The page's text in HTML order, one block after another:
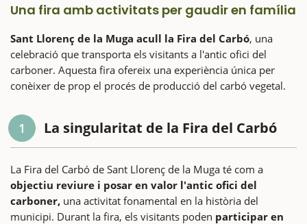
Una fira amb activitats per gaudir en família
Sant Llorenç de la Muga acull la Fira del Carbó, una
celebració que transporta els visitants a l'antic ofici del
carboner. Aquesta fira ofereix una experiència única per
conèixer de prop el procés de producció del carbó vegetal.
1 La singularitat de la Fira del Carbó
La Fira del Carbó de Sant Llorenç de la Muga té com a
objectiu reviure i posar en valor l'antic ofici del
carboner, una activitat fonamental en la història del
municipi. Durant la fira, els visitants poden participar en